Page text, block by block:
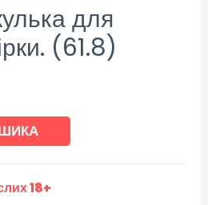
для
(61.8)
18+